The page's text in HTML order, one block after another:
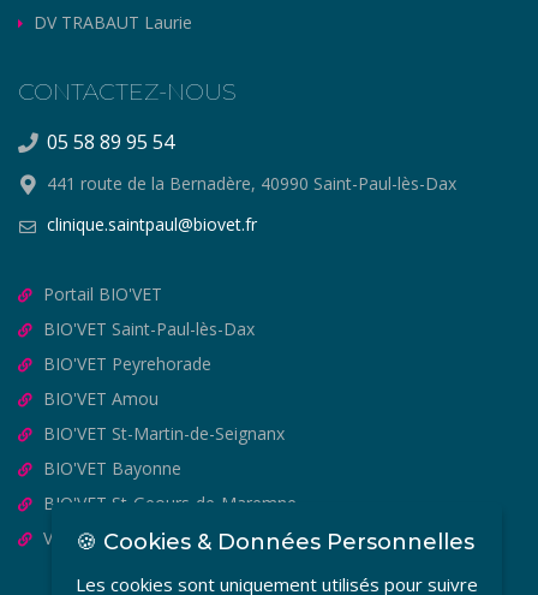
DV TRABAUT Laurie
CONTACTEZ-NOUS
05 58 89 95 54
441 route de la Bernadère, 40990 Saint-Paul-lès-Dax
clinique.saintpaul@biovet.fr
Portail BIO'VET
BIO'VET Saint-Paul-lès-Dax
BIO'VET Peyrehorade
BIO'VET Amou
BIO'VET St-Martin-de-Seignanx
BIO'VET Bayonne
BIO'VET St-Geours-de-Maremne
VET'OSTEO
🍪 Cookies & Données Personnelles
Les cookies sont uniquement utilisés pour suivre